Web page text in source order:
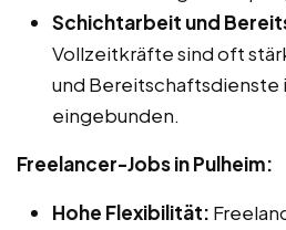
Schichtarbeit und
Vollzeitkräfte sind oft
und Bereitschaftsdienste
eingebunden.
Freelancer-Jobs in Pulheim:
Hohe Flexibilität: